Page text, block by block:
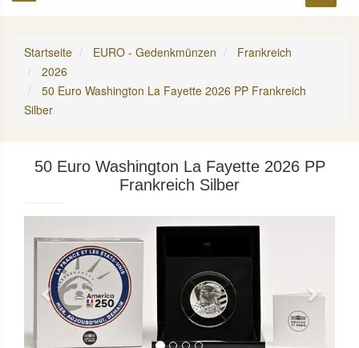
Startseite EURO - Gedenkmünzen
Frankreich
2026
50 Euro Washington La Fayette 2026 PP Frankreich
Silber
50 Euro Washington La Fayette 2026 PP
Frankreich Silber
Previous Next